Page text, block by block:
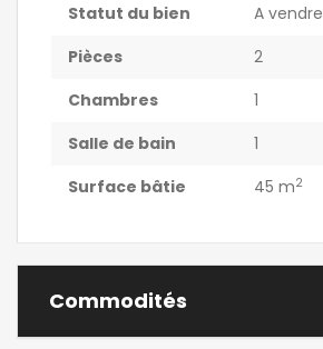
Statut du bien
A vendre
Pièces
2
Chambres
1
Salle de bain
1
Surface bâtie
45 m2
Commodités